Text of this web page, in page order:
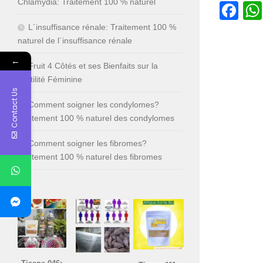
L´insuffisance rénale: Traitement 100 %
naturel de l´insuffisance rénale
Fruit 4 Côtés et ses Bienfaits sur la
Fertilité Féminine
Comment soigner les condylomes?
Traitement 100 % naturel des condylomes
Comment soigner les fibromes?
Traitement 100 % naturel des fibromes
←
Contact Us